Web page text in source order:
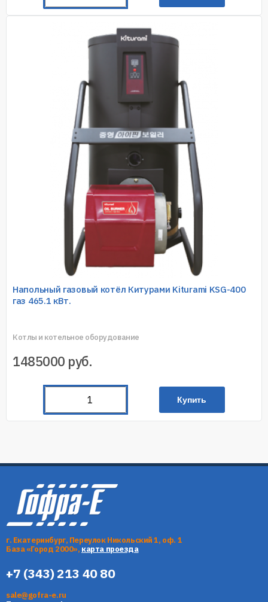
Напольный газовый котёл Китурами Kiturami KSG-400
газ 465.1 кВт.
Котлы и котельное оборудование
1485000 руб.
Купить
г. Екатеринбург, Переулок Никольский 1, оф. 1
База «Город 2000», карта проезда
+7 (343) 213 40 80
sale@gofra-e.ru